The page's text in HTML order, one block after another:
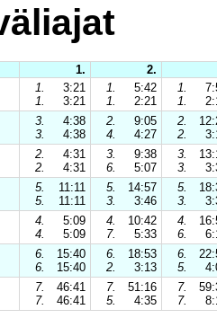
1.
2.
1. 3:21 1. 5:42 1.
1.
3:21 1. 2:21 1.
3. 4:38 2. 9:05 2.
3.
4:38 4. 4:27 2.
2. 4:31 3. 9:38 3.
2.
4:31 6. 5:07 3.
5. 11:11 5. 14:57 5.
5.
11:11 3. 3:46 3.
4. 5:09 4. 10:42 4.
4.
5:09 7. 5:33 6.
6. 15:40 6. 18:53 6.
6.
15:40 2. 3:13 5.
7. 46:41 7. 51:16 7.
7.
46:41 5. 4:35 7.